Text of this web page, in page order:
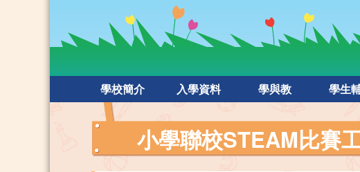
學校簡介 入學資料 學與教 學生
⼩學聯校STEAM比賽